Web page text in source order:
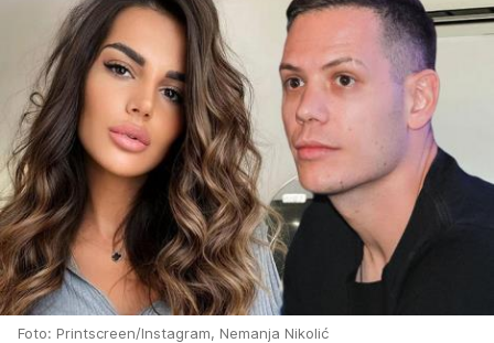
Foto: Printscreen/Instagram, Nemanja Nikolić